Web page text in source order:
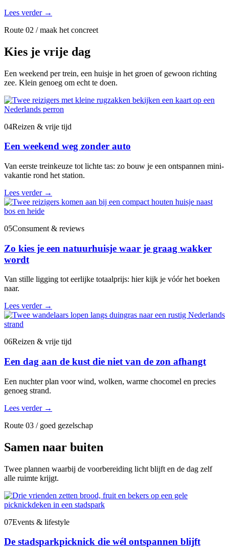
Lees verder →
Route 02 / maak het concreet
Kies je vrije dag
Een weekend per trein, een huisje in het groen of gewoon richting
zee. Klein genoeg om echt te doen.
04Reizen & vrije tijd
Een weekend weg zonder auto
Van eerste treinkeuze tot lichte tas: zo bouw je een ontspannen mini-
vakantie rond het station.
Lees verder →
05Consument & reviews
Zo kies je een natuurhuisje waar je graag wakker
wordt
Van stille ligging tot eerlijke totaalprijs: hier kijk je vóór het boeken
naar.
Lees verder →
06Reizen & vrije tijd
Een dag aan de kust die niet van de zon afhangt
Een nuchter plan voor wind, wolken, warme chocomel en precies
genoeg strand.
Lees verder →
Route 03 / goed gezelschap
Samen naar buiten
Twee plannen waarbij de voorbereiding licht blijft en de dag zelf
alle ruimte krijgt.
07Events & lifestyle
De stadsparkpicknick die wél ontspannen blijft